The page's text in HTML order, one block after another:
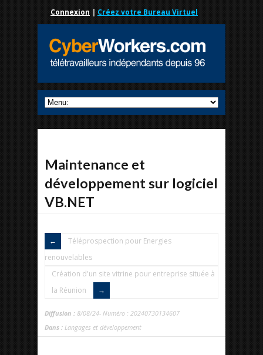
Connexion | Créez votre Bureau Virtuel
Maintenance et
développement sur logiciel
VB.NET
Téléprospection pour Energies
renouvelables
Création d'un site vitrine pour entreprise située à
la Réunion
Diffusion : 8/08/24- Numéro : 20240730134607
Dans : Langages et développement